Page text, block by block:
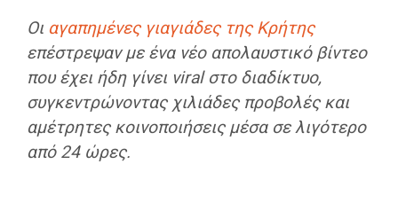
Οι αγαπημένες γιαγιάδες της Κρήτης
επέστρεψαν με ένα νέο απολαυστικό βίντεο
που έχει ήδη γίνει viral στο διαδίκτυο,
συγκεντρώνοντας χιλιάδες προβολές και
αμέτρητες κοινοποιήσεις μέσα σε λιγότερο
από 24 ώρες.